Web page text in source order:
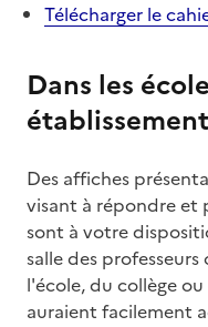
Télécharger le
Dans les
Des affiches
visant à répondre et
sont à votre
salle des
l'école, du collège
auraient facilement